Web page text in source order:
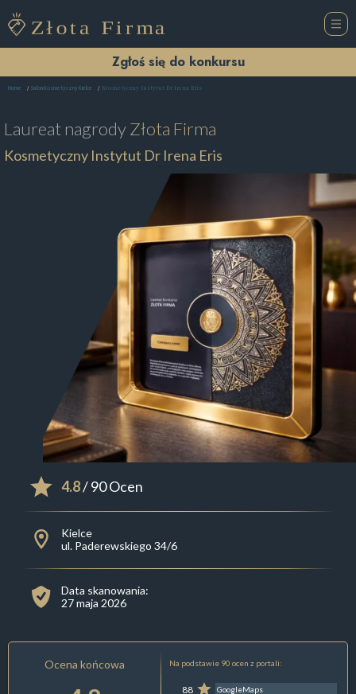
Zgłoś się do konkursu
Home Salon Kosmetyczny Kielce Kosmetyczny Instytut Dr Irena Eris
Laureat nagrodyZłota Firma
Kosmetyczny Instytut Dr Irena Eris
4.8/ 90 Ocen
Kielce
ul. Paderewskiego 34/6
Data skanowania:
27 maja 2026
Ocena końcowa Na podstawie 90 ocen z portali:
88 GoogleMaps